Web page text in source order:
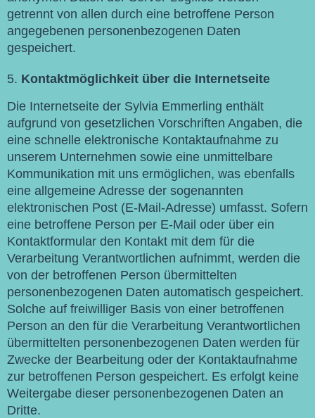
getrennt von allen durch eine betroffene Person
angegebenen personenbezogenen Daten
gespeichert.
Kontaktmöglichkeit über die Internetseite
Die Internetseite der Sylvia Emmerling enthält
aufgrund von gesetzlichen Vorschriften Angaben, die
eine schnelle elektronische Kontaktaufnahme zu
unserem Unternehmen sowie eine unmittelbare
Kommunikation mit uns ermöglichen, was ebenfalls
eine allgemeine Adresse der sogenannten
elektronischen Post (E-Mail-Adresse) umfasst. Sofern
eine betroffene Person per E-Mail oder über ein
Kontaktformular den Kontakt mit dem für die
Verarbeitung Verantwortlichen aufnimmt, werden die
von der betroffenen Person übermittelten
personenbezogenen Daten automatisch gespeichert.
Solche auf freiwilliger Basis von einer betroffenen
Person an den für die Verarbeitung Verantwortlichen
übermittelten personenbezogenen Daten werden für
Zwecke der Bearbeitung oder der Kontaktaufnahme
zur betroffenen Person gespeichert. Es erfolgt keine
Weitergabe dieser personenbezogenen Daten an
Dritte.